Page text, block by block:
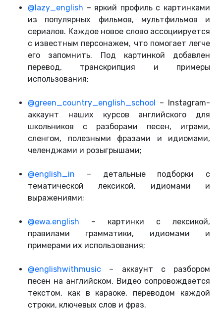
@lazy_english – яркий профиль с картинками
из популярных фильмов, мультфильмов и
сериалов. Каждое новое слово ассоциируется
с известным персонажем, что помогает легче
его запомнить. Под картинкой добавлен
перевод, транскрипция и примеры
использования;
@green_country_english_school
– Instagram-
аккаунт наших курсов английского для
школьников с разборами песен, играми,
сленгом, полезными фразами и идиомами,
челенджами и розыгрышами;
@english_in – детальные подборки с
тематической лексикой, идиомами и
выражениями;
@ewa.english – картинки с лексикой,
правилами грамматики, идиомами и
примерами их использования;
@englishwithmusic – аккаунт с разбором
песен на английском. Видео сопровождается
текстом, как в караоке, переводом каждой
строки, ключевых слов и фраз.